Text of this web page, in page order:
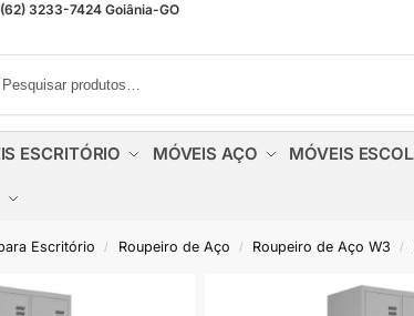
3233-7424 Goiânia-GO
ESCRITÓRIO MÓVEIS AÇO MÓVEIS
Escritório / Roupeiro de Aço / Roupeiro de Aço W3 /